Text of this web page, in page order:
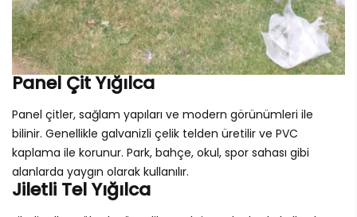
Panel Çit Yığılca
Panel çitler, sağlam yapıları ve modern görünümleri ile
bilinir. Genellikle galvanizli çelik telden üretilir ve PVC
kaplama ile korunur. Park, bahçe, okul, spor sahası gibi
alanlarda yaygın olarak kullanılır.
Jiletli Tel Yığılca